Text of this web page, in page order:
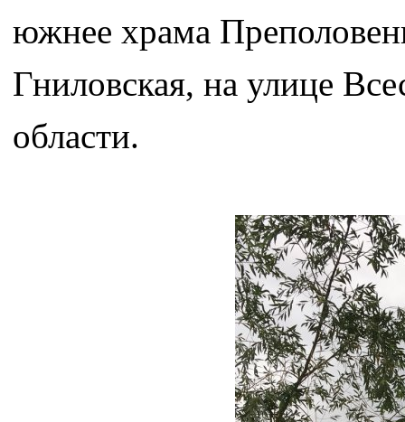
южнее храма
Гниловская, на улице
области.